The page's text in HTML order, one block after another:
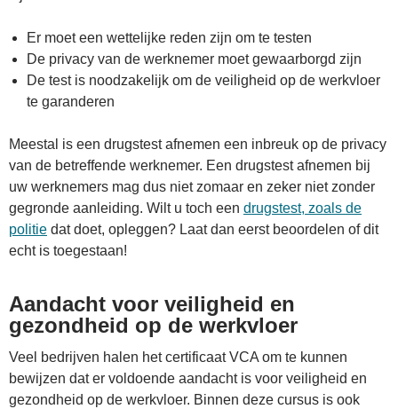
Er moet een wettelijke reden zijn om te testen
De privacy van de werknemer moet gewaarborgd zijn
De test is noodzakelijk om de veiligheid op de werkvloer
te garanderen
Meestal is een drugstest afnemen een inbreuk op de privacy
van de betreffende werknemer. Een drugstest afnemen bij
uw werknemers mag dus niet zomaar en zeker niet zonder
gegronde aanleiding. Wilt u toch een drugstest, zoals de
politie dat doet, opleggen? Laat dan eerst beoordelen of dit
echt is toegestaan!
Aandacht voor veiligheid en
gezondheid op de werkvloer
Veel bedrijven halen het certificaat VCA om te kunnen
bewijzen dat er voldoende aandacht is voor veiligheid en
gezondheid op de werkvloer. Binnen deze cursus is ook